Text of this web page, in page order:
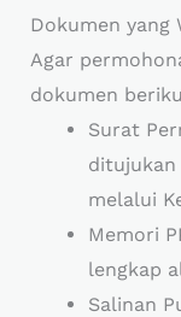
Dokumen yang
Agar
dokumen
Surat
ditujukan
melalui
Memori
lengkap
Salinan